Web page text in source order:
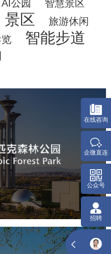
AI公园
智慧景区
景区 旅游休闲
智能步道
公园
工智能
智慧公园
道 智能大数据平台